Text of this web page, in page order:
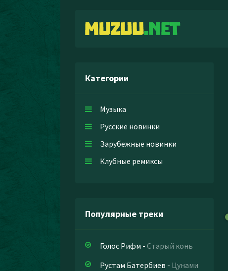
Категории
Музыка
Русские новинки
Зарубежные новинки
Клубные ремиксы
Популярные треки
Голос Рифм - Старый конь
Рустам Батербиев - Цунами